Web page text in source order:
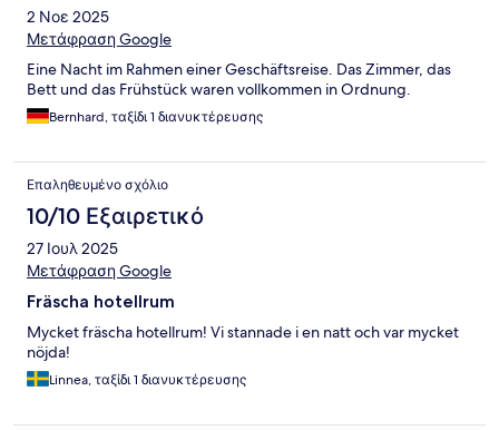
2 Νοε 2025
Μετάφραση Google
Eine Nacht im Rahmen einer Geschäftsreise. Das Zimmer, das
Bett und das Frühstück waren vollkommen in Ordnung.
Bernhard, ταξίδι 1 διανυκτέρευσης
Επαληθευμένο σχόλιο
10/10 Εξαιρετικό
27 Ιουλ 2025
Μετάφραση Google
Fräscha hotellrum
Mycket fräscha hotellrum! Vi stannade i en natt och var mycket
nöjda!
Linnea, ταξίδι 1 διανυκτέρευσης